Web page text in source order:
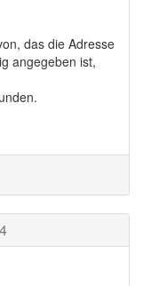
das die Adresse
angegeben ist,